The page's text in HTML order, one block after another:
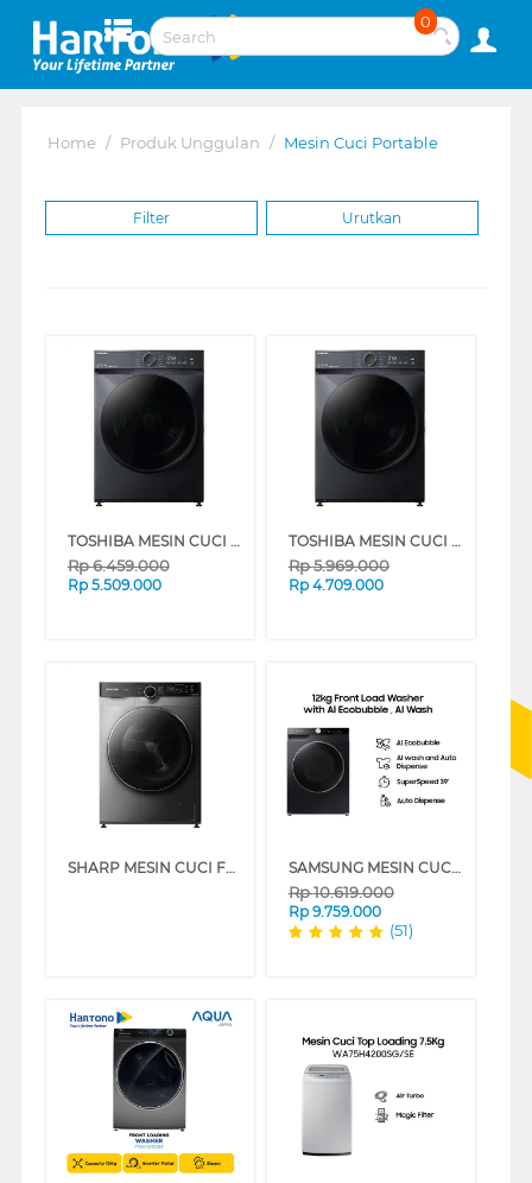
0
Home / Produk Unggulan / Mesin Cuci Portable
Filter Urutkan
TOSHIBA MESIN CUCI FRONT LOADING WASHER 10.5 KG TW-T21BU115UWN(MG)
Rp6.459.000
Rp 5.509.000
TOSHIBA MESIN CUCI FRONT LOADING WASHER 9.5 KG TW-T21BU105UWN(MG)
Rp5.969.000
Rp 4.709.000
SHARP MESIN CUCI FRONT LOADING WASHER 10 KG ESFL1410MSX SAMSUNG MESIN CUCI FRONT LOADING WASHER 12 KG WW12CGP44DSBSE
Rp10.619.000
Rp 9.759.000
(51)